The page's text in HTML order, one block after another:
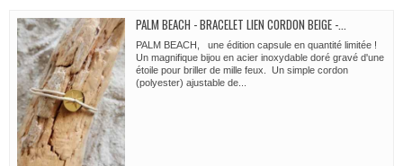
PALM BEACH - BRACELET LIEN CORDON BEIGE -...
PALM BEACH, une édition capsule en quantité limitée !
Un magnifique bijou en acier inoxydable doré gravé d'une
étoile pour briller de mille feux. Un simple cordon
(polyester) ajustable de...